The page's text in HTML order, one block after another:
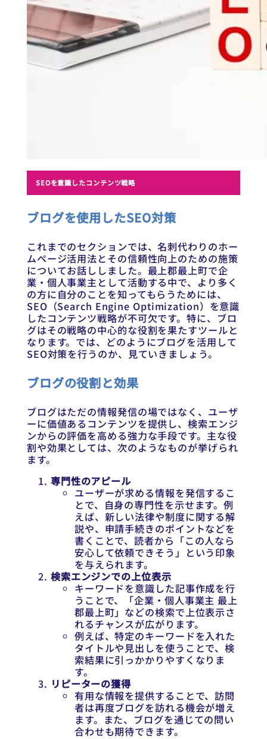
SEOを意識したコンテンツ戦略
ブログを使用したSEO対策
これまでのセクションでは、名刺代わりのホー
ムページ活用法とその信頼性向上のための施策
についてお話ししました。最上郡最上町で企
業・個人事業主として活動する中で、より多く
の方に自分のことを知ってもらうためには、
SEO（Search Engine Optimization）を意識
したコンテンツ戦略が不可欠です。特に、ブロ
グはその戦略の中心的な役割を果たすツールと
なります。では、どのようにブログを活用して
SEO対策を行うのか、見ていきましょう。
ブログの役割と効果
ブログはただの情報発信の場ではなく、ユーザ
ーに価値あるコンテンツを提供し、検索エンジ
ンからの評価を高める強力な手段です。主な役
割や効果としては、次のようなものが挙げられ
ます。
専門性のアピール
ユーザーが求める情報を発信するこ
とで、自身の専門性を示せます。例
えば、新しい法律や制度に関する解
説や、申請手続きのポイントなどを
書くことで、読者から「この人なら
安心して依頼できそう」という印象
を与えられます。
検索エンジンでの上位表示
キーワードを意識した記事作成を行
うことで、「企業・個人事業主 最上
郡最上町」などの検索で上位表示さ
れるチャンスが広がります。
例えば、特定のキーワードを入れた
タイトルや見出しを使うことで、検
索結果に引っかかりやすくなりま
す。
リピーターの獲得
有用な情報を提供することで、訪問
者は再度ブログを訪れる機会が増え
ます。また、ブログを通じての問い
合わせも期待できます。